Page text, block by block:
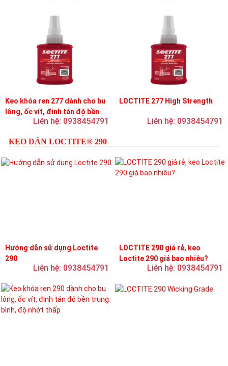
Keo khóa ren 277 dành cho bu
lông, ốc vít, đinh tán độ bền
cao, độ nhớt cao
Liên hệ: 0938454791
LOCTITE 277 High Strength
Liên hệ: 0938454791
KEO DÁN LOCTITE® 290
Hướng dẫn sử dụng Loctite
290
Liên hệ: 0938454791
LOCTITE 290 giá rẻ, keo
Loctite 290 giá bao nhiêu?
Liên hệ: 0938454791